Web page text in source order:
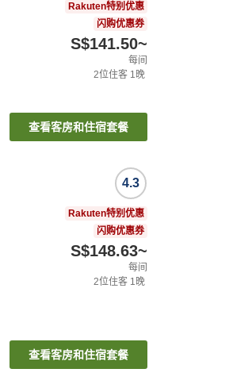
Rakuten特别优惠
闪购优惠券
S$141.50~
每间
2位住客 1晚
查看客房和住宿套餐
4.3
Rakuten特别优惠
闪购优惠券
S$148.63~
每间
2位住客 1晚
查看客房和住宿套餐